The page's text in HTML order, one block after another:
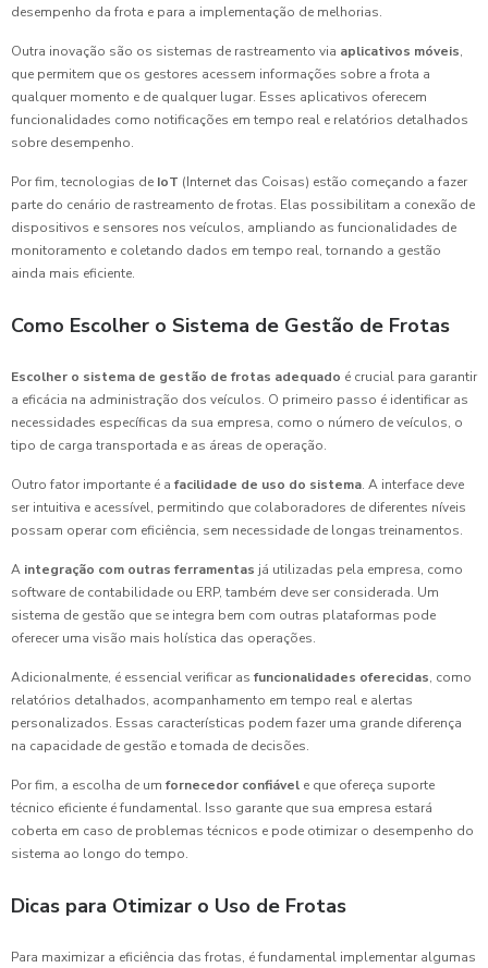
desempenho da frota e para a implementação de melhorias.
Outra inovação são os sistemas de rastreamento via aplicativos móveis,
que permitem que os gestores acessem informações sobre a frota a
qualquer momento e de qualquer lugar. Esses aplicativos oferecem
funcionalidades como notificações em tempo real e relatórios detalhados
sobre desempenho.
Por fim, tecnologias de IoT (Internet das Coisas) estão começando a fazer
parte do cenário de rastreamento de frotas. Elas possibilitam a conexão de
dispositivos e sensores nos veículos, ampliando as funcionalidades de
monitoramento e coletando dados em tempo real, tornando a gestão
ainda mais eficiente.
Como Escolher o Sistema de Gestão de Frotas
Escolher o sistema de gestão de frotas adequado é crucial para garantir
a eficácia na administração dos veículos. O primeiro passo é identificar as
necessidades específicas da sua empresa, como o número de veículos, o
tipo de carga transportada e as áreas de operação.
Outro fator importante é a facilidade de uso do sistema. A interface deve
ser intuitiva e acessível, permitindo que colaboradores de diferentes níveis
possam operar com eficiência, sem necessidade de longas treinamentos.
A integração com outras ferramentas já utilizadas pela empresa, como
software de contabilidade ou ERP, também deve ser considerada. Um
sistema de gestão que se integra bem com outras plataformas pode
oferecer uma visão mais holística das operações.
Adicionalmente, é essencial verificar as funcionalidades oferecidas, como
relatórios detalhados, acompanhamento em tempo real e alertas
personalizados. Essas características podem fazer uma grande diferença
na capacidade de gestão e tomada de decisões.
Por fim, a escolha de um fornecedor confiável e que ofereça suporte
técnico eficiente é fundamental. Isso garante que sua empresa estará
coberta em caso de problemas técnicos e pode otimizar o desempenho do
sistema ao longo do tempo.
Dicas para Otimizar o Uso de Frotas
Para maximizar a eficiência das frotas, é fundamental implementar algumas